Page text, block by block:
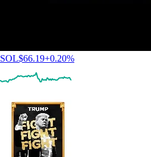
SOL$66.19+0.20%